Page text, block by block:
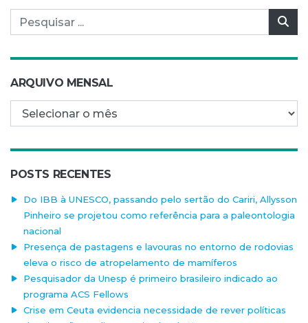
Pesquisar por:
ARQUIVO MENSAL
Arquivo mensal
POSTS RECENTES
Do IBB à UNESCO, passando pelo sertão do Cariri, Allysson
Pinheiro se projetou como referência para a paleontologia
nacional
Presença de pastagens e lavouras no entorno de rodovias
eleva o risco de atropelamento de mamíferos
Pesquisador da Unesp é primeiro brasileiro indicado ao
programa ACS Fellows
Crise em Ceuta evidencia necessidade de rever políticas